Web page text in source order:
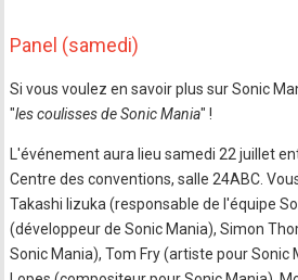
Panel (samedi)
Si vous voulez en savoir plus sur Sonic
"les coulisses de Sonic Mania" !
L'événement aura lieu samedi 22 juillet
Centre des conventions, salle 24ABC.
Takashi Iizuka (responsable de l'équipe
(développeur de Sonic Mania), Simon
Sonic Mania), Tom Fry (artiste pour Sonic